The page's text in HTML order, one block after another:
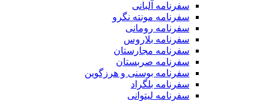
سفرنامه آلبانی
سفرنامه مونته نگرو
سفرنامه رومانی
سفرنامه بلاروس
سفرنامه مجارستان
سفرنامه صربستان
سفرنامه بوسنی و هرزگوین
سفرنامه بلگراد
سفرنامه لیتوانی